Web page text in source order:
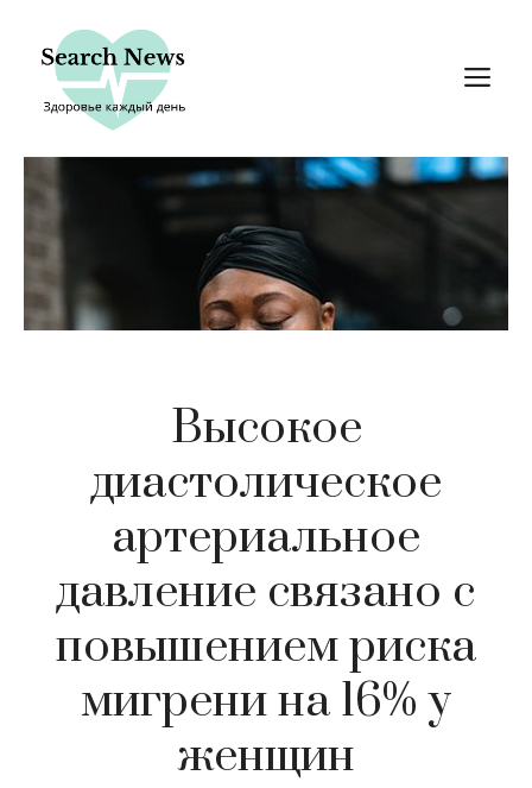
содержимому
Высокое
диастолическое
артериальное
давление связано с
повышением риска
мигрени на 16% у
женщин